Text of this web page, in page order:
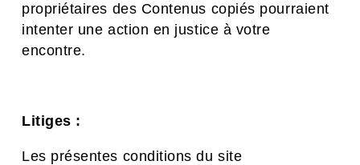
propriétaires des Contenus copiés pourraient
intenter une action en justice à votre
encontre.
Litiges :
Les présentes conditions du site